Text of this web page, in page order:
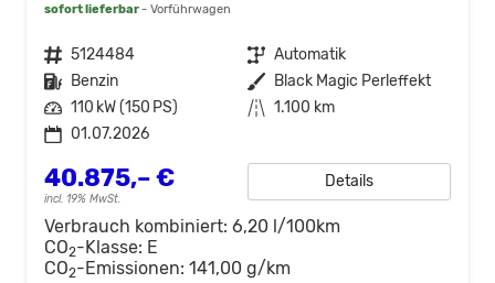
sofort lieferbar Vorführwagen
Fahrzeugnr. 5124484 Getriebe Automatik
Kraftstoff Benzin Außenfarbe Black Magic Perleffekt
Leistung 110 kW (150 PS) Kilometerstand 1.100 km
01.07.2026
40.875,– €
incl. 19% MwSt.
Details
Verbrauch kombiniert: 6,20 l/100km
CO2-Klasse: E
CO2-Emissionen: 141,00 g/km